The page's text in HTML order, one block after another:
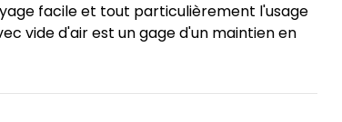
facile et tout particulièrement l'usage
vide d'air est un gage d'un maintien en